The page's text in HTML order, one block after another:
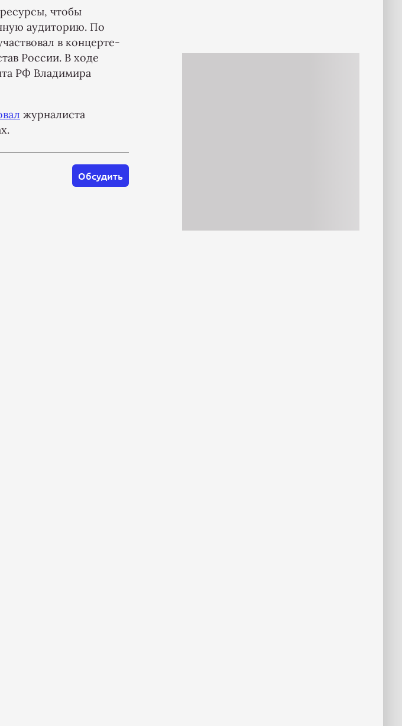
чтобы
аудиторию. По
в концерте-
России. В ходе
РФ Владимира
журналиста
Обсудить